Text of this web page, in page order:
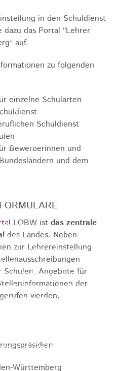
großer Saal
kleiner Saal
& Freibad
im Aufsichtsrat
Wohnbau GmbH
"Stiftung Heubach"
Lauter-Rems
in den Schuldienst
das Portal "Lehrer
auf.
zu folgenden
einzelne Schularten
Schuldienst
Bewerberinnen und
und dem
LOBW ist das zentrale
des Landes. Neben
zur Lehrereinstellung
Angebote für
der
werden.
Württemberg